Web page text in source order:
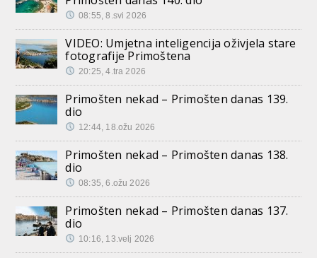
08:55, 8.svi 2026
VIDEO: Umjetna inteligencija oživjela stare
fotografije Primoštena
20:25, 4.tra 2026
Primošten nekad – Primošten danas 139.
dio
12:44, 18.ožu 2026
Primošten nekad – Primošten danas 138.
dio
08:35, 6.ožu 2026
Primošten nekad – Primošten danas 137.
dio
10:16, 13.velj 2026